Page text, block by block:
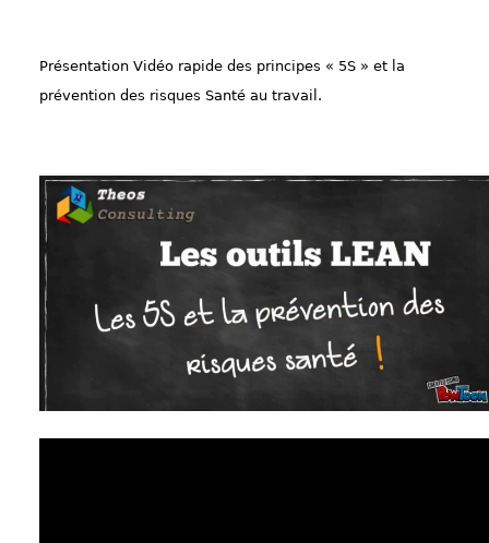
Présentation Vidéo rapide des principes « 5S » et la
prévention des risques Santé au travail.